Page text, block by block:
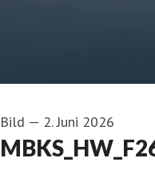
Bild — 2. Juni 2026